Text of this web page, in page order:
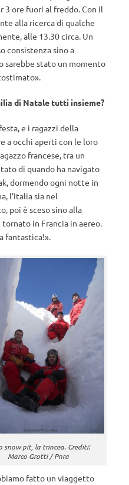
3 ore fuori al freddo. Con il
alla ricerca di qualche
alle 13.30 circa. Un
consistenza sino a
sarebbe stato un momento
di Natale tutti insieme?
e i ragazzi della
a occhi aperti con le loro
francese, tra un
di quando ha navigato
dormendo ogni notte in
l’Italia sia nel
poi è sceso sino alla
tornato in Francia in aereo.
fantastica!».
snow pit, la trincea. Crediti:
Marco Grotti / Pnra
fatto un viaggetto